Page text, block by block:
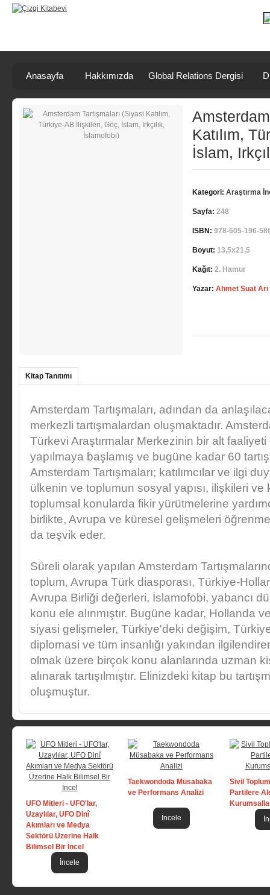
Anasayfa Hakkımızda Global Relations Dergisi
Katılım,
İslam,
Kategori: Araştırma
Sayfa: 248
ISBN: 978-605-196-
Boyut: 13,5x21,5
Kağıt: 2. Hamur
Yazar: Ahmet Suat Arı
Kitap Tanıtımı
Amsterdam Tartışmaları, adından da
merkezli tartışmalardan oluşmaktadır.
Türkevi Araştırmalar Merkezinin bir alt faaliyeti
yapılmaya başlamış ve bugüne kadar 60
Amsterdam Tartışmaları; katılımcılar ve ilgi
ülkenin ve toplumun sosyal yapısı, ilişkileri ve
toplumsal konularda fikir yürütmelerine
birlikte, Avrupa ve küresel gelişmeleri
da teşvik eder.
Süreli olarak yapılan Amsterdam
toplum, Avrupa Türk diasporası, Türkiye-
Avrupa Birliği değerleri, İslamofobi, yabancı
konu ele alınmıştır. Bugüne kadar, Hollanda
siyasi gelişmeler, Türkiye'deki değişim,
diplomasi ve tüm insanlığı yakından
olmak üzere birçok konu alanlarında uzman
alınarak tartışılmıştır. Elinizdeki kitap bu
oluşmuştur.
UFO Mitleri - UFO'lar,
Uzaylılar, UFO Dinî
Akımları ve Medya
Sektörü Üzerine Halk
Bilimsel Bir İncel
İncele
Taekwondoda Müsabaka
ve Performans Analizi
İncele
Sivil
Partilere